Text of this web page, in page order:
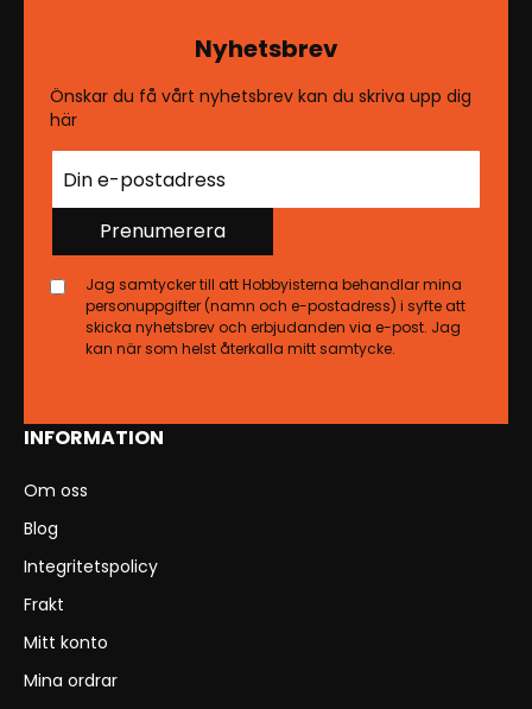
INFORMATION
Om oss
Blog
Integritetspolicy
Frakt
Mitt konto
Mina ordrar
Nyhetsbrev
Önskar du få vårt nyhetsbrev kan du skriva upp dig
här
Prenumerera
Jag samtycker till att Hobbyisterna behandlar mina
personuppgifter (namn och e-postadress) i syfte att
skicka nyhetsbrev och erbjudanden via e-post. Jag
kan när som helst återkalla mitt samtycke.